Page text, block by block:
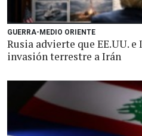
GUERRA-MEDIO ORIENTE
Rusia advierte que EE.UU.
invasión terrestre a Irán